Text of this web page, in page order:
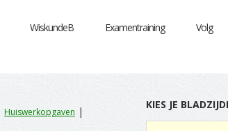
WiskundeB Examentraining Volg
Huiswerkopgaven |
KIES JE